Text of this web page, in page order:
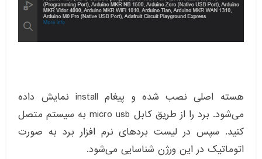
هسته اصلی نصب شده و پیغام install نمایش داده
می‌شود. برد را از طریق کابل micro usb به سیستم متصل
کنید. سپس در لیست بردهای نرم افزار برد به صورت
اتوماتیک در این ورژن شناسایی می‌شود.